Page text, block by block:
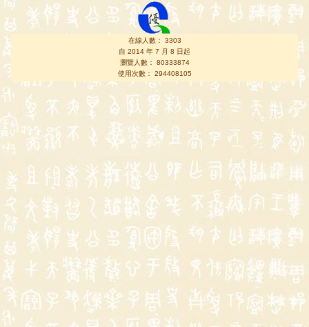
在線人數： 3303
自 2014 年 7 月 8 日起
瀏覽人數： 80333874
使用次數： 294408105